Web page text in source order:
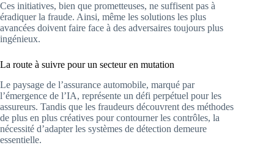
Ces initiatives, bien que prometteuses, ne suffisent pas à
éradiquer la fraude. Ainsi, même les solutions les plus
avancées doivent faire face à des adversaires toujours plus
ingénieux.
La route à suivre pour un secteur en mutation
Le paysage de l’assurance automobile, marqué par
l’émergence de l’IA, représente un défi perpétuel pour les
assureurs. Tandis que les fraudeurs découvrent des méthodes
de plus en plus créatives pour contourner les contrôles, la
nécessité d’adapter les systèmes de détection demeure
essentielle.